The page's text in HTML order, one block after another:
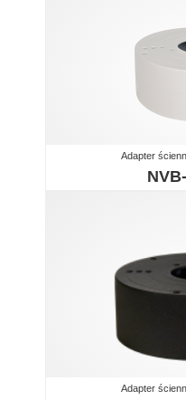
Adapter
Adapter